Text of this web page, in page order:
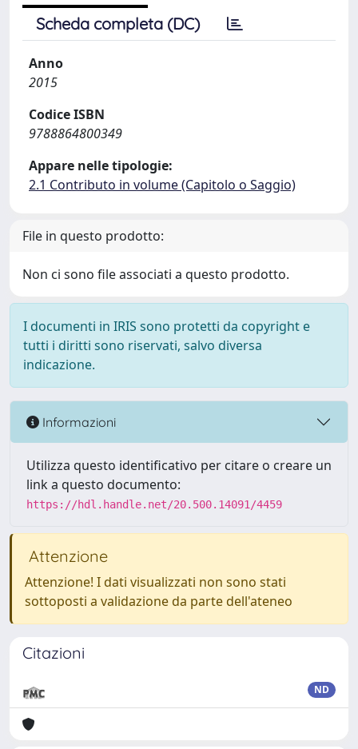
Scheda completa (DC)
Anno
2015
Codice ISBN
9788864800349
Appare nelle tipologie:
2.1 Contributo in volume (Capitolo o Saggio)
File in questo prodotto:
Non ci sono file associati a questo prodotto.
I documenti in IRIS sono protetti da copyright e
tutti i diritti sono riservati, salvo diversa
indicazione.
Informazioni
Utilizza questo identificativo per citare o creare un
link a questo documento:
https://hdl.handle.net/20.500.14091/4459
Attenzione
Attenzione! I dati visualizzati non sono stati
sottoposti a validazione da parte dell'ateneo
Citazioni
ND